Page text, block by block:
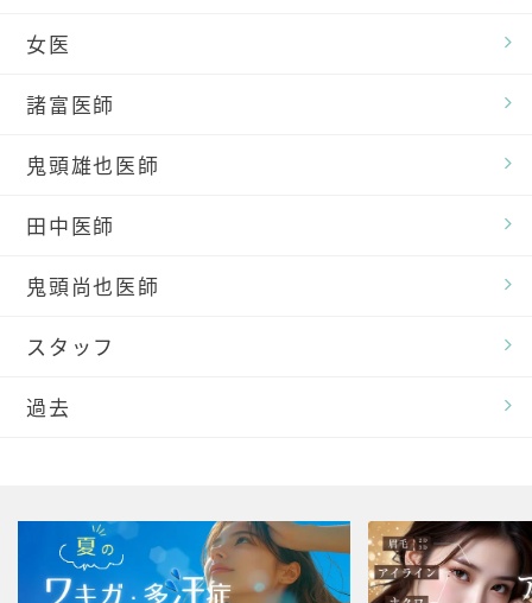
女医
諸富医師
鬼頭雄也医師
田中医師
鬼頭尚也医師
スタッフ
過去